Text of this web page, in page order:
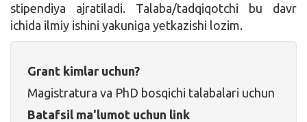
stipendiya ajratiladi. Talaba/tadqiqotchi bu davr
ichida ilmiy ishini yakuniga yetkazishi lozim.
Grant kimlar uchun?
Magistratura va PhD bosqichi talabalari uchun
Batafsil ma'lumot uchun link